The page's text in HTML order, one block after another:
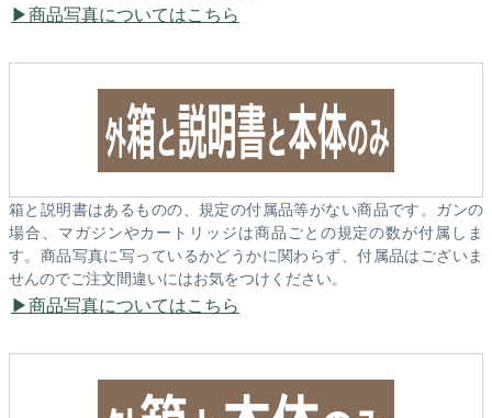
商品写真についてはこちら
箱と説明書はあるものの、規定の付属品等がない商品です。ガンの
場合、マガジンやカートリッジは商品ごとの規定の数が付属しま
す。商品写真に写っているかどうかに関わらず、付属品はございま
せんのでご注文間違いにはお気をつけください。
商品写真についてはこちら